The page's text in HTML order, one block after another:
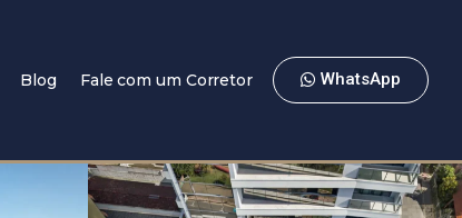
Blog Fale com um Corretor WhatsApp